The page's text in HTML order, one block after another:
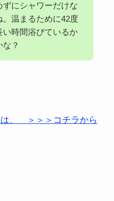
ずにシャワーだけな
。温まるために42度
い時間浴びているか
な？
、 ＞＞＞コチラから